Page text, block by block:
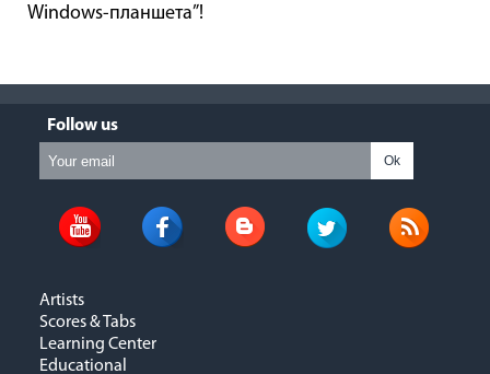
Windows-планшета”!
Artists
Scores & Tabs
Learning Center
Educational
Follow us
Ok